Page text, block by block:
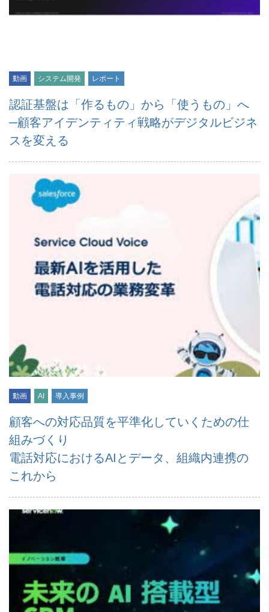
動画 システム開発 レポート
認証基盤は「作るもの」から「使うもの」へ
─顧客アイデンティティ戦略がデジタルビジネ
スを変える
動画 AI 導入事例
顧客への対応品質を平準化していくための仕
組みづくり
電話対応におけるAIとデータ、組織内連携の
これから